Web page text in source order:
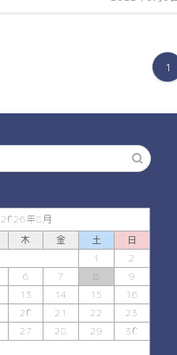
1
2026年8月
木 金 土
日
1
2
6 7 8
9
13 14 15
16
20 21 22
23
27 28 29
30